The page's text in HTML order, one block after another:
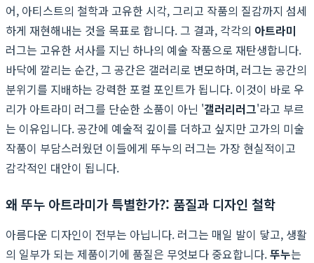
어, 아티스트의 철학과 고유한 시각, 그리고 작품의 질감까지 섬세
하게 재현해내는 것을 목표로 합니다. 그 결과, 각각의 아트라미
러그는 고유한 서사를 지닌 하나의 예술 작품으로 재탄생합니다.
바닥에 깔리는 순간, 그 공간은 갤러리로 변모하며, 러그는 공간의
분위기를 지배하는 강력한 포컬 포인트가 됩니다. 이것이 바로 우
리가 아트라미 러그를 단순한 소품이 아닌 '갤러리러그'라고 부르
는 이유입니다. 공간에 예술적 깊이를 더하고 싶지만 고가의 미술
작품이 부담스러웠던 이들에게 뚜누의 러그는 가장 현실적이고
감각적인 대안이 됩니다.
왜 뚜누 아트라미가 특별한가?: 품질과 디자인 철학
아름다운 디자인이 전부는 아닙니다. 러그는 매일 발이 닿고, 생활
의 일부가 되는 제품이기에 품질은 무엇보다 중요합니다.뚜누는